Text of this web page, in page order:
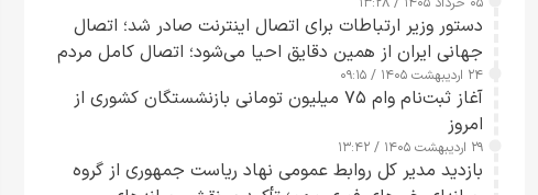
دستور وزیر ارتباطات برای اتصال اینترنت صادر شد؛ اتصال
جهانی ایران از همین دقایق احیا می‌شود؛ اتصال کامل مردم
تا ۲۴ ساعت آینده
۲۴ اردیبهشت ۱۴۰۵ / ۰۹:۱۵
آغاز ثبت‌نام وام ۷۵ میلیون تومانی بازنشستگان کشوری از
امروز
۲۹ اردیبهشت ۱۴۰۵ / ۱۳:۴۲
بازدید مدیر کل روابط عمومی نهاد ریاست جمهوری از گروه